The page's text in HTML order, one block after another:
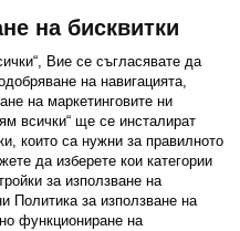
на бисквитки
Вие се съгласявате да
на навигацията,
на маркетинговите ни
всички“ ще се инсталират
които са нужни за правилното
да изберете кои категории
за използване на
Политика за използване на
функциониране на